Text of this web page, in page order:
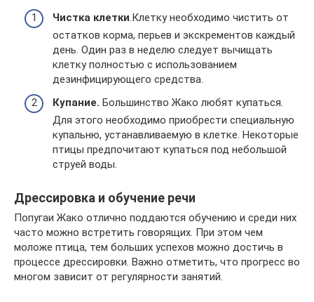
Чистка клетки.Клетку необходимо чистить от
остатков корма, перьев и экскрементов каждый
день. Один раз в неделю следует вычищать
клетку полностью с использованием
дезинфицирующего средства.
Купание. Большинство Жако любят купаться.
Для этого необходимо приобрести специальную
купальню, устанавливаемую в клетке. Некоторые
птицы предпочитают купаться под небольшой
струей воды.
Дрессировка и обучение речи
Попугаи Жако отлично поддаются обучению и среди них
часто можно встретить говорящих. При этом чем
моложе птица, тем больших успехов можно достичь в
процессе дрессировки. Важно отметить, что прогресс во
многом зависит от регулярности занятий.